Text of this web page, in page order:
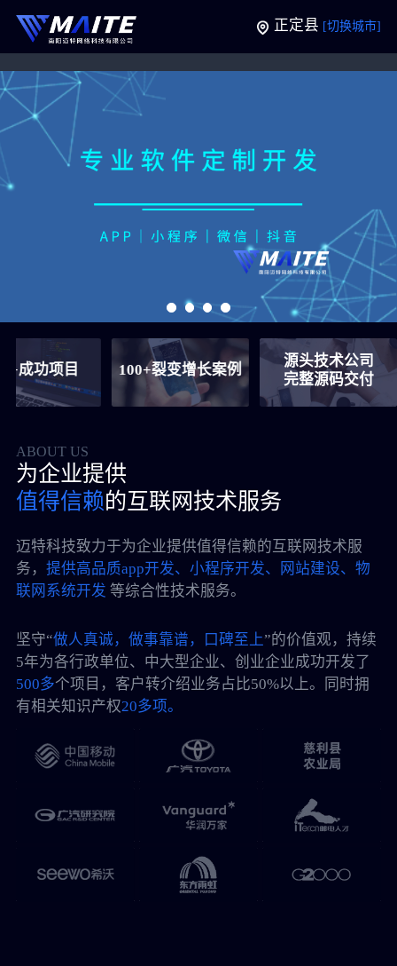
正定县 [切换城市]
项目 100+裂变增长案例
源头技术公司
完整源码交付
ABOUT US
为企业提供
值得信赖的互联网技术服务
迈特科技致力于为企业提供值得信赖的互联网技术服
务， 提供高品质app开发、小程序开发、网站建设、物
联网系统开发 等综合性技术服务。
坚守“做人真诚，做事靠谱，口碑至上”的价值观，持续
5年为各行政单位、中大型企业、创业企业成功开发了
500多个项目，客户转介绍业务占比50%以上。同时拥
有相关知识产权20多项。